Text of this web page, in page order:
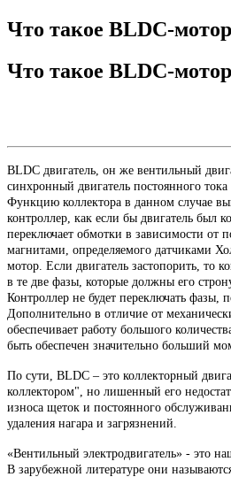
Что такое BLDC-мотор
Что такое BLDC-мотор
BLDC двигатель, он же вентильный
синхронный двигатель постоянного
Функцию коллектора в данном случае
контроллер, как если бы двигатель был
переключает обмотки в зависимости от
магнитами, определяемого датчиками
мотор. Если двигатель застопорить, то
в те две фазы, которые должны его
Контроллер не будет переключать фазы,
Дополнительно в отличие от
обеспечивает работу большого
быть обеспечен значительно больший
По сути, BLDC – это коллекторный
коллектором", но лишенный его
износа щеток и постоянного
удаления нагара и загрязнений.
«Вентильный электродвигатель» - это
В зарубежной литературе они